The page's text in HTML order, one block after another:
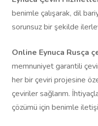
benimle çalışarak, dil
sorunsuz bir şekilde
Online Eynuca Rusça
memnuniyet garantili
her bir çeviri projesine
çeviriler sağlarım.
çözümü için benimle